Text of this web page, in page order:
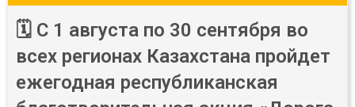
🗓️ С 1 августа по 30 сентября во
всех регионах Казахстана пройдет
ежегодная республиканская